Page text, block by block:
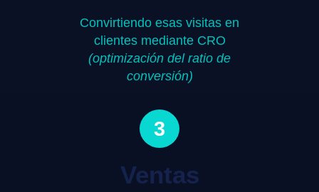
Convirtiendo esas visitas en
clientes mediante CRO
(optimización del ratio de
conversión)
3
Ventas